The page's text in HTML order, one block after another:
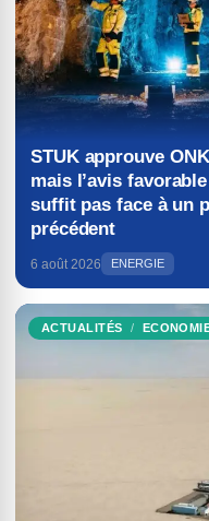
STUK approuve
mais l’avis
suffit pas face à un
précédent
6 août 2026 ENERGIE
ACTUALITÉS